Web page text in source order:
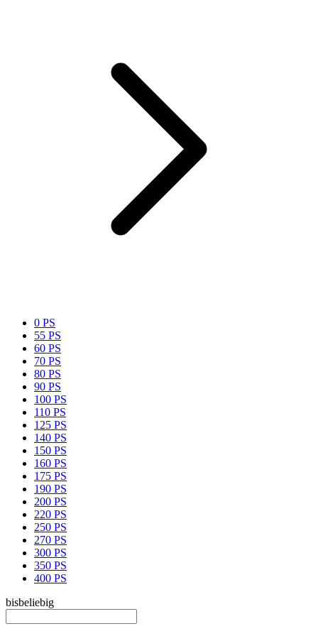
0 PS
55 PS
60 PS
70 PS
80 PS
90 PS
100 PS
110 PS
125 PS
140 PS
150 PS
160 PS
175 PS
190 PS
200 PS
220 PS
250 PS
270 PS
300 PS
350 PS
400 PS
bisbeliebig